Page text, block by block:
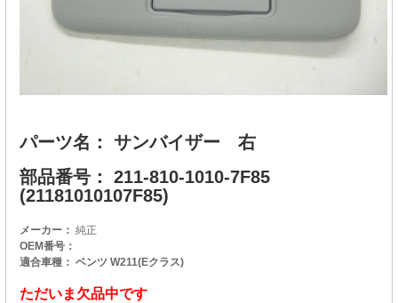
パーツ名： サンバイザー 右
部品番号： 211-810-1010-7F85
(21181010107F85)
メーカー： 純正
OEM番号：
適合車種： ベンツ W211(Eクラス)
ただいま欠品中です